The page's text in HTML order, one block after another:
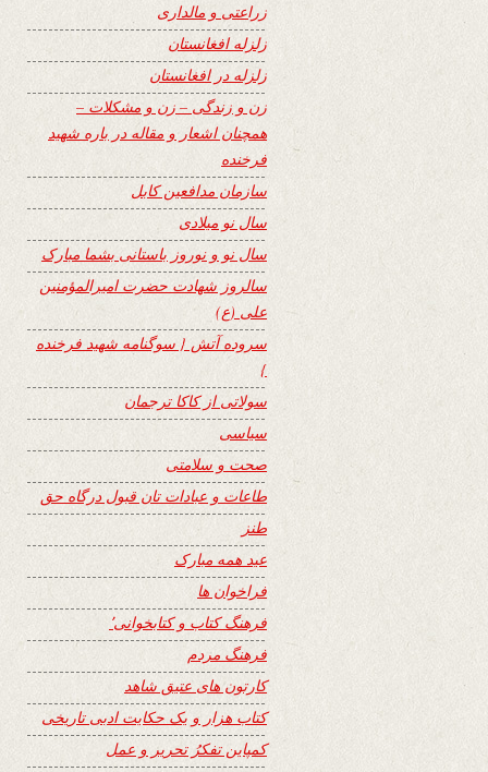
زراعتی و مالداری
زلزله افغانستان
زلزله در افغانستان
زن و زندگی – زن و مشکلات –
همچنان اشعار و مقاله در باره شهید
فرخنده
سازمان مدافعین کابل
سال نو میلادی
سال نو و نوروز باستانی بشما مبارک
سالروز شهادت حضرت امیرالمؤمنین
علی (ع)
سروده آتش { سوگنامه شهید فرخنده
}
سولاتی از کاکا ترجمان
سیاسی
صحت و سلامتی
طاعات و عبادات تان قبول درگاه حق
طنز
عید همه مبارک
فراخوان ها
فرهنگ کتاب و کتابخوانی٬
فرهنگ مردم
کارتون های عتیق شاهد
کتاب هزار و یک حکایت ادبی تاریخی
کمپاین تفکرُ تحریر و عمل